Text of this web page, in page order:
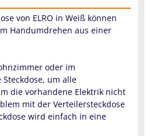
von ELRO in Weiß können
Handumdrehen aus einer
oder im
um alle
die vorhandene Elektrik nicht
mit der Verteilersteckdose
wird einfach in eine